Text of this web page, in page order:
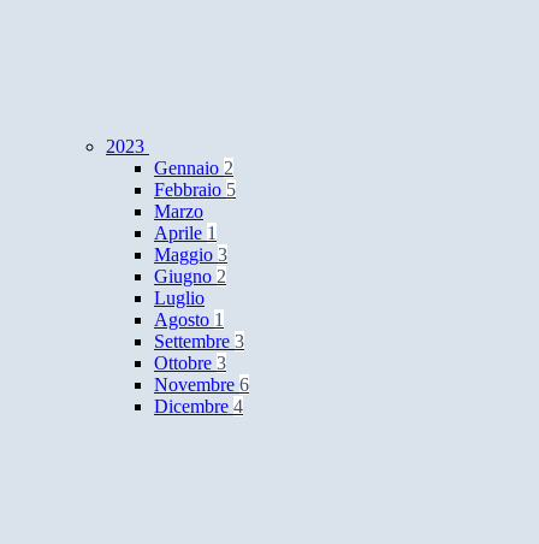
2023
Gennaio 2
Febbraio 5
Marzo
Aprile 1
Maggio 3
Giugno 2
Luglio
Agosto 1
Settembre 3
Ottobre 3
Novembre 6
Dicembre 4